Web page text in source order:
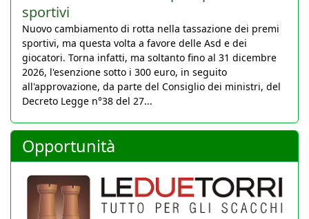
sportivi
Nuovo cambiamento di rotta nella tassazione dei premi
sportivi, ma questa volta a favore delle Asd e dei
giocatori. Torna infatti, ma soltanto fino al 31 dicembre
2026, l'esenzione sotto i 300 euro, in seguito
all'approvazione, da parte del Consiglio dei ministri, del
Decreto Legge n°38 del 27...
Opportunità